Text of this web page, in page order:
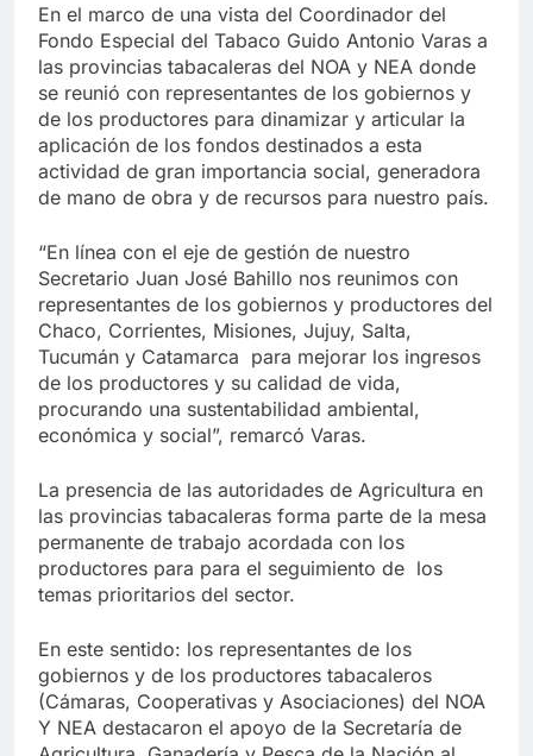
En el marco de una vista del Coordinador del
Fondo Especial del Tabaco Guido Antonio Varas a
las provincias tabacaleras del NOA y NEA donde
se reunió con representantes de los gobiernos y
de los productores para dinamizar y articular la
aplicación de los fondos destinados a esta
actividad de gran importancia social, generadora
de mano de obra y de recursos para nuestro país.
“En línea con el eje de gestión de nuestro
Secretario Juan José Bahillo nos reunimos con
representantes de los gobiernos y productores del
Chaco, Corrientes, Misiones, Jujuy, Salta,
Tucumán y Catamarca para mejorar los ingresos
de los productores y su calidad de vida,
procurando una sustentabilidad ambiental,
económica y social”, remarcó Varas.
La presencia de las autoridades de Agricultura en
las provincias tabacaleras forma parte de la mesa
permanente de trabajo acordada con los
productores para para el seguimiento de los
temas prioritarios del sector.
En este sentido: los representantes de los
gobiernos y de los productores tabacaleros
(Cámaras, Cooperativas y Asociaciones) del NOA
Y NEA destacaron el apoyo de la Secretaría de